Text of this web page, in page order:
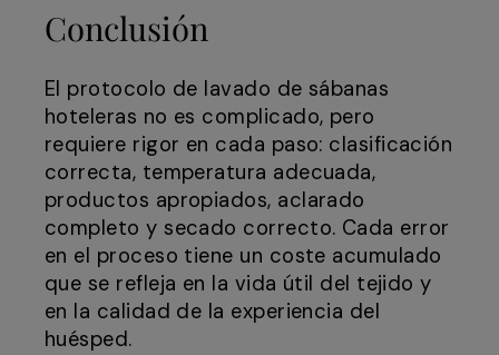
Conclusión
El protocolo de lavado de sábanas
hoteleras no es complicado, pero
requiere rigor en cada paso: clasificación
correcta, temperatura adecuada,
productos apropiados, aclarado
completo y secado correcto. Cada error
en el proceso tiene un coste acumulado
que se refleja en la vida útil del tejido y
en la calidad de la experiencia del
huésped.